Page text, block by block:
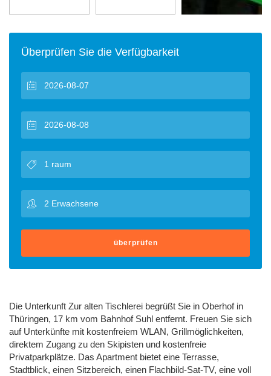
Überprüfen Sie die Verfügbarkeit
überprüfen
Die Unterkunft Zur alten Tischlerei begrüßt Sie in Oberhof in
Thüringen, 17 km vom Bahnhof Suhl entfernt. Freuen Sie sich
auf Unterkünfte mit kostenfreiem WLAN, Grillmöglichkeiten,
direktem Zugang zu den Skipisten und kostenfreie
Privatparkplätze. Das Apartment bietet eine Terrasse,
Stadtblick, einen Sitzbereich, einen Flachbild-Sat-TV, eine voll